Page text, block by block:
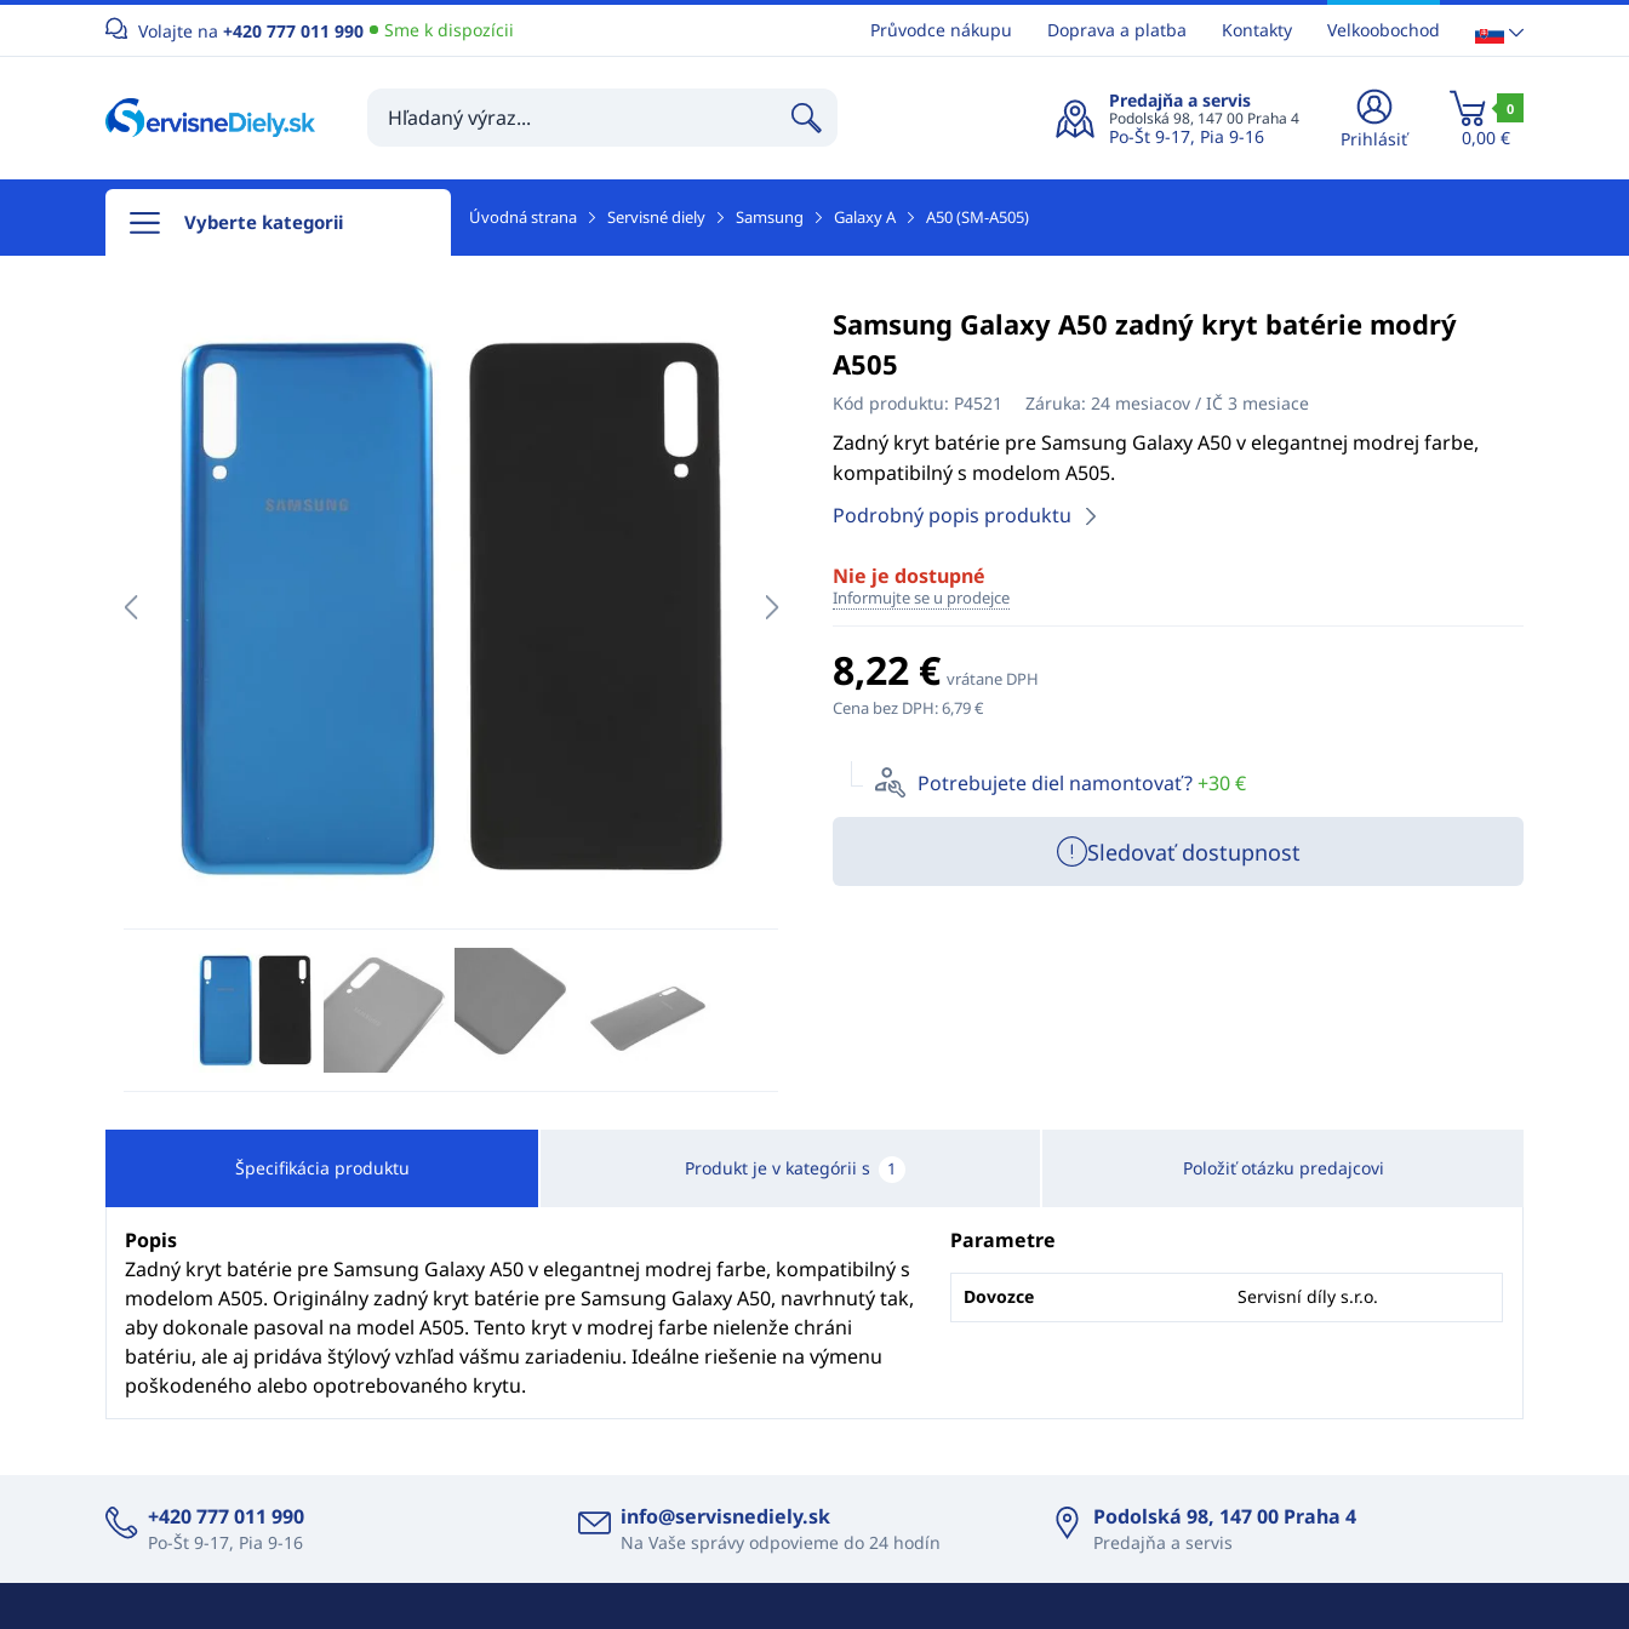
Volajte na +420 777 011 990 Sme k dispozícii Průvodce nákupu Doprava a platba Kontakty Velkoobochod
Predajňa a servis
Podolská 98, 147 00 Praha 4
Po-Št 9-17, Pia 9-16 Prihlásiť
0
0,00 €
Vyberte kategorii Úvodná strana Servisné diely Samsung Galaxy A A50 (SM-A505)
Samsung Galaxy A50 zadný kryt batérie modrý
A505
Kód produktu: P4521 Záruka: 24 mesiacov / IČ 3 mesiace
Zadný kryt batérie pre Samsung Galaxy A50 v elegantnej modrej farbe,
kompatibilný s modelom A505.
Podrobný popis produktu
Nie je dostupné
Informujte se u prodejce
8,22 € vrátane DPH
Cena bez DPH:6,79 €
Potrebujete diel namontovať?+30 €
Sledovať dostupnost
Špecifikácia produktu Produkt je v kategórii s 1 Položiť otázku predajcovi
Popis
Zadný kryt batérie pre Samsung Galaxy A50 v elegantnej modrej farbe, kompatibilný s
modelom A505. Originálny zadný kryt batérie pre Samsung Galaxy A50, navrhnutý tak,
aby dokonale pasoval na model A505. Tento kryt v modrej farbe nielenže chráni
batériu, ale aj pridáva štýlový vzhľad vášmu zariadeniu. Ideálne riešenie na výmenu
poškodeného alebo opotrebovaného krytu.
Parametre
Dovozce Servisní díly s.r.o.
+420 777 011 990
Po-Št 9-17, Pia 9-16
info@servisnediely.sk
Na Vaše správy odpovieme do 24 hodín
Podolská 98, 147 00 Praha 4
Predajňa a servis